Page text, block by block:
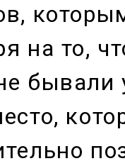
на то,
бывали